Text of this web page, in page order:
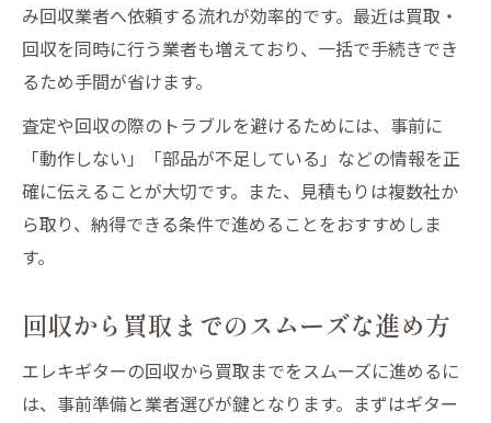
み回収業者へ依頼する流れが効率的です。最近は買取・
回収を同時に行う業者も増えており、一括で手続きでき
るため手間が省けます。
査定や回収の際のトラブルを避けるためには、事前に
「動作しない」「部品が不足している」などの情報を正
確に伝えることが大切です。また、見積もりは複数社か
ら取り、納得できる条件で進めることをおすすめしま
す。
回収から買取までのスムーズな進め方
エレキギターの回収から買取までをスムーズに進めるに
は、事前準備と業者選びが鍵となります。まずはギター